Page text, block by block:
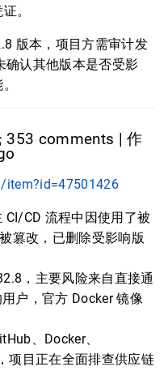
。
版本，项目方需审计发
确认其他版本是否受影
353 comments | 作
item?id=47501426
CD 流程中因使用了被
篡改，已删除受影响版
，主要风险来自直接通
户，官方 Docker 镜像
、Docker、
项目正在全面排查供应链